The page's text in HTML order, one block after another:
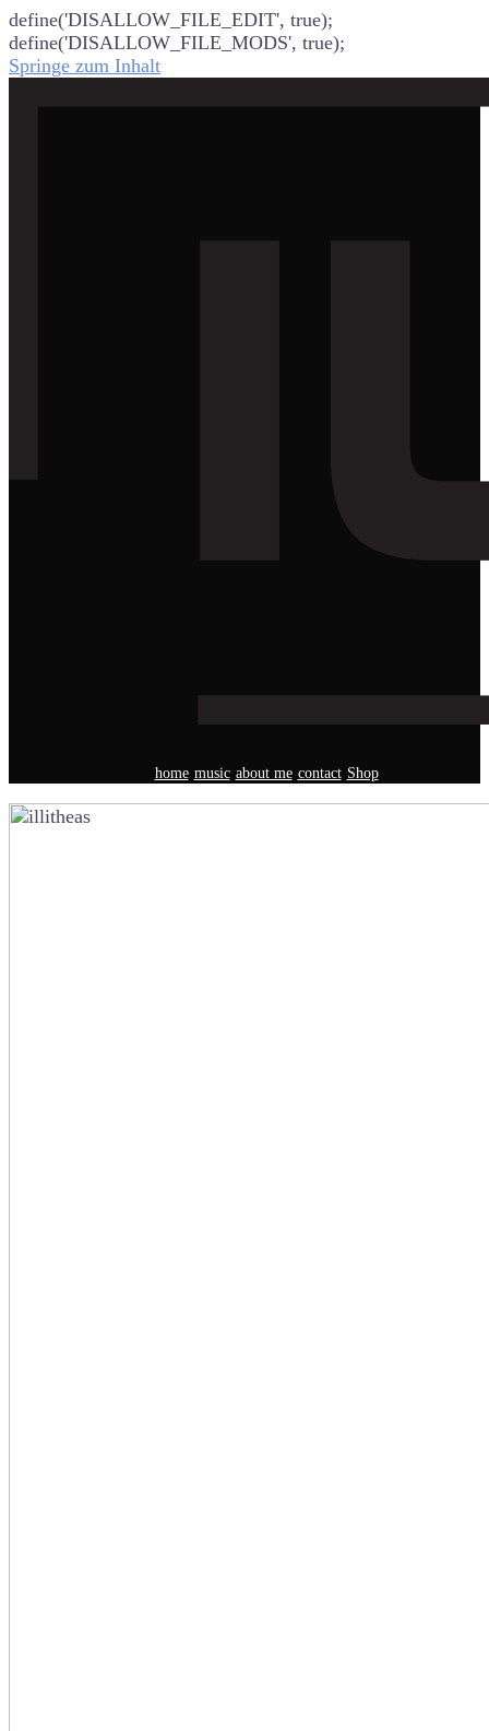
define('DISALLOW_FILE_EDIT', true);
define('DISALLOW_FILE_MODS', true);
Springe zum Inhalt
home music about me contact Shop